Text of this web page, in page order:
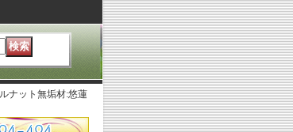
ナット無垢材:悠蓮